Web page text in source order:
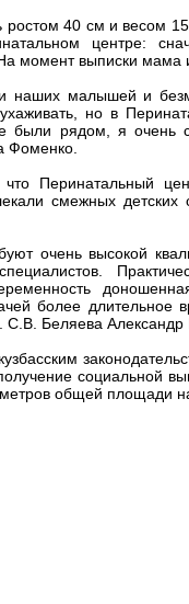
ростом 40 см и весом
центре:
момент выписки мама
наших малышей и
ухаживать, но в
были рядом, я очень
Фоменко.
что Перинатальный
смежных
очень высокой
более длительное
Беляева Александр
социальной
общей площади